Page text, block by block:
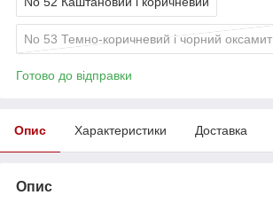
No 53 Темно-коричневий і чорний оксамит
Готово до відправки
Опис Характеристики Доставка
Опис